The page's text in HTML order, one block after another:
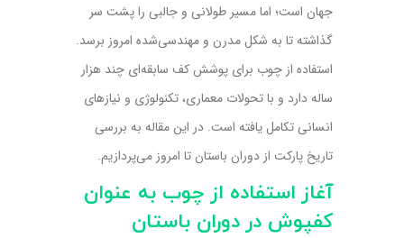
جهان است؛ اما مسیر طولانی و جالبی را پشت سر
گذاشته تا به شکل مدرن و مهندسی‌شده امروز برسد.
استفاده از چوب برای پوشش کف سابقه‌ای چند هزار
ساله دارد و با تحولات معماری، تکنولوژی و نیازهای
انسانی تکامل یافته است. در این مقاله به بررسی
تاریخ پارکت از دوران باستان تا امروز می‌پردازیم.
آغاز استفاده از چوب به عنوان
کفپوش در دوران باستان